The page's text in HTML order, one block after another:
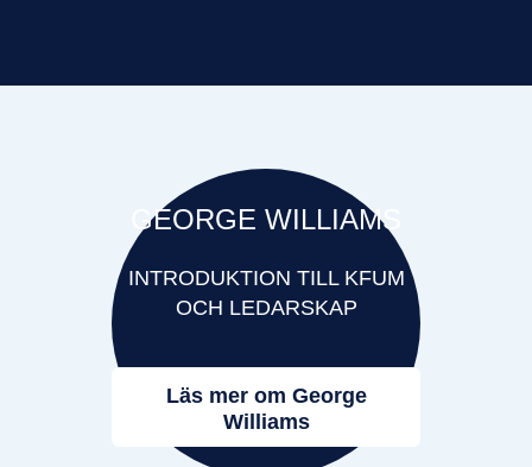
GEORGE WILLIAMS
INTRODUKTION TILL KFUM
OCH LEDARSKAP
Läs mer om George
Williams